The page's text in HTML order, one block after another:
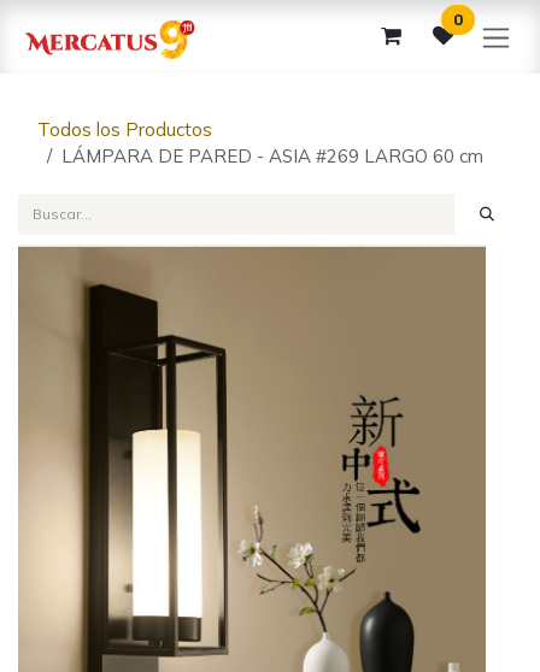
0
Todos los Productos
LÁMPARA DE PARED - ASIA #269 LARGO 60 cm